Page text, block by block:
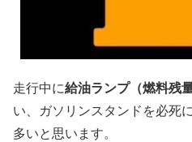
走行中に給油ランプ（燃料残
い、ガソリンスタンドを必死
多いと思います。